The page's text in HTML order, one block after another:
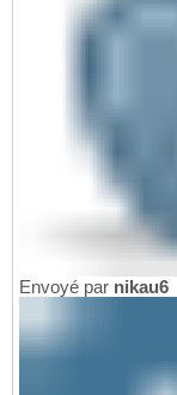
Envoyé par nikau6